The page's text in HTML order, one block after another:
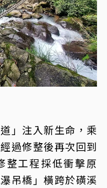
」注入新生命，乘
過修整後再次回到
整工程採低衝擊原
吊橋」橫跨於磺溪